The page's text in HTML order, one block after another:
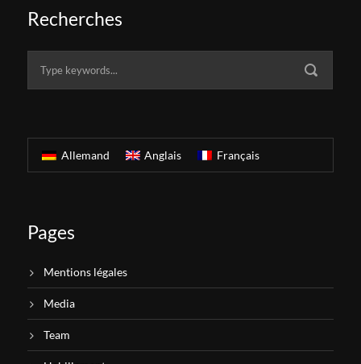
Recherches
Allemand Anglais Français
Pages
Mentions légales
Media
Team